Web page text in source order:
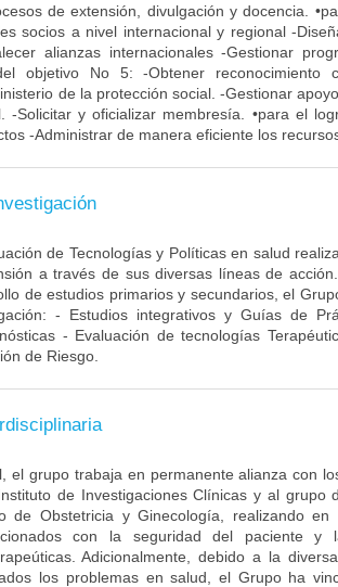
de extensión, divulgación y docencia.
socios a nivel internacional y regional -
alianzas internacionales -Gestionar
objetivo No 5: -Obtener reconocimiento
de la protección social. -Gestionar
-Solicitar y oficializar membresía. •para el
-Administrar de manera eficiente los
de Tecnologías y Políticas en salud
a través de sus diversas líneas de
de estudios primarios y secundarios, el
- Estudios integrativos y Guías de
- Evaluación de tecnologías
de Riesgo.
el grupo trabaja en permanente alianza con
de Investigaciones Clínicas y al grupo
de Obstetricia y Ginecología, realizando
con la seguridad del paciente y
Adicionalmente, debido a la
los problemas en salud, el Grupo ha